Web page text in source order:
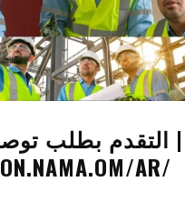
التقدم بطلب
AR/